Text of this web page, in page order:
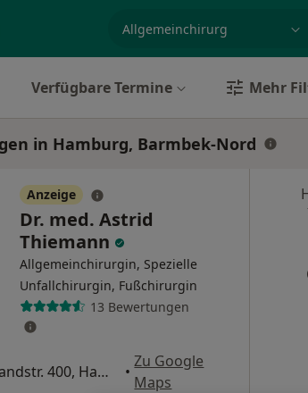
Verfügbare Termine Mehr
in Hamburg, Barmbek-Nord
Anzeige
Dr. med. Astrid
Thiemann
Allgemeinchirurgin, Spezielle
Unfallchirurgin, Fußchirurgin
13 Bewertungen
Tangstedter Landstr. 400, Hamburg •
Zu Google
Maps